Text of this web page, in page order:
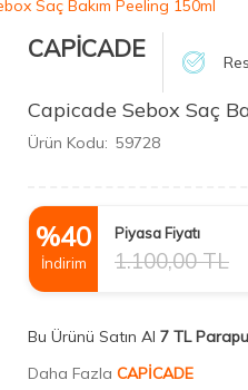
Saç Bakım Peeling 150ml
CAPİCADE
Capicade Sebox Saç
Ürün Kodu: 59728
%40
İndirim
Piyasa Fiyatı
1.100,00TL
Bu Ürünü Satın Al 7 TL
Daha Fazla CAPİCADE